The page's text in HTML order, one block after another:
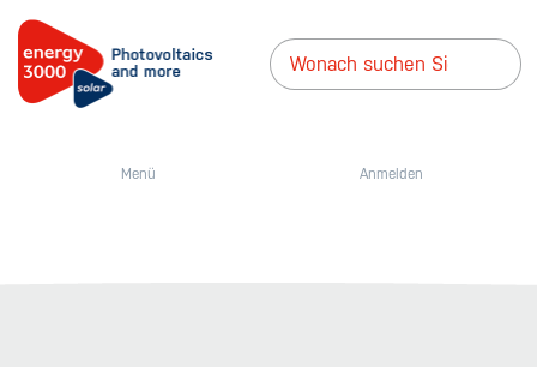
Menü Anmelden